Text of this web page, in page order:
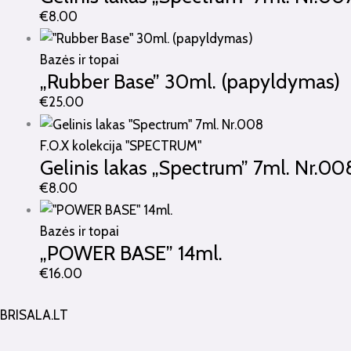
€8.00
Bazės ir topai
„Rubber Base” 30ml. (papyldymas)
€25.00
F.O.X kolekcija "SPECTRUM"
Gelinis lakas „Spectrum” 7ml.
€8.00
Bazės ir topai
„POWER BASE” 14ml.
€16.00
BRISALA.LT